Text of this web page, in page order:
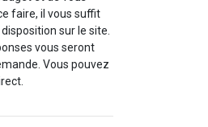
faire, il vous suffit
sur le site.
vous seront
Vous pouvez